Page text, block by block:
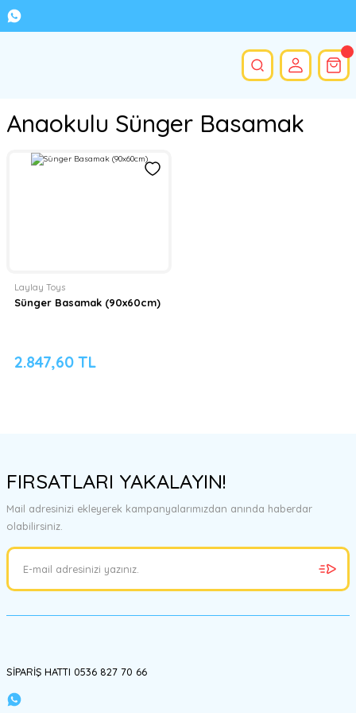
Anaokulu Sünger Basamak
Laylay Toys
Sünger Basamak (90x60cm)
2.847,60 TL
FIRSATLARI YAKALAYIN!
Mail adresinizi ekleyerek kampanyalarımızdan anında haberdar
olabilirsiniz.
SİPARİŞ HATTI 0536 827 70 66